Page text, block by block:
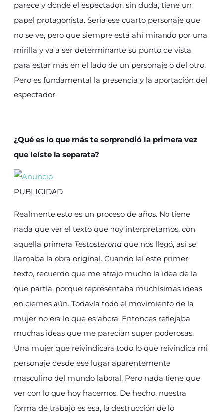
parece y donde el espectador, sin duda, tiene un
papel protagonista. Sería ese cuarto personaje que
no se ve, pero que siempre está ahí mirando por una
mirilla y va a ser determinante su punto de vista
para estar más en el lado de un personaje o del otro.
Pero es fundamental la presencia y la aportación del
espectador.
¿Qué es lo que más te sorprendió la primera vez
que leíste la separata?
PUBLICIDAD
Realmente esto es un proceso de años. No tiene
nada que ver el texto que hoy interpretamos, con
aquella primera Testosterona que nos llegó, así se
llamaba la obra original. Cuando leí este primer
texto, recuerdo que me atrajo mucho la idea de la
que partía, porque representaba muchísimas ideas
en ciernes aún. Todavía todo el movimiento de la
mujer no era lo que es ahora. Entonces reflejaba
muchas ideas que me parecían super poderosas.
Una mujer que reivindicara todo lo que reivindica mi
personaje desde ese lugar aparentemente
masculino del mundo laboral. Pero nada tiene que
ver con lo que hoy hacemos. De hecho, nuestra
forma de trabajo es esa, la destrucción de lo